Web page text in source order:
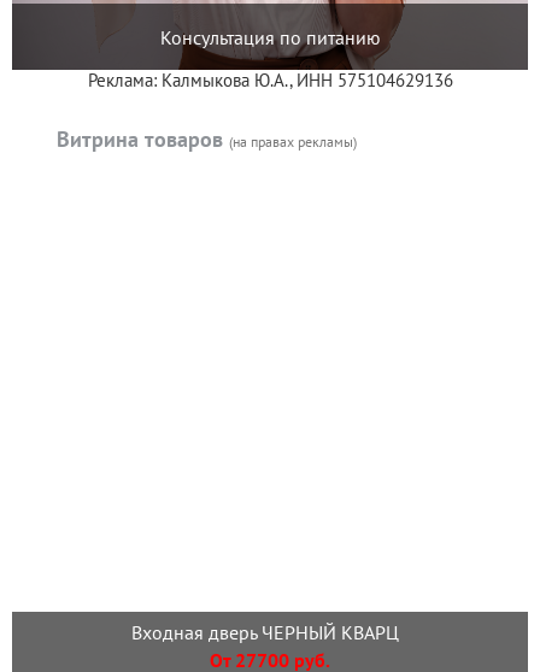
Консультация по питанию
Реклама: Калмыкова Ю.А., ИНН 575104629136
Витрина товаров (на правах рекламы)
Входная дверь ЧЕРНЫЙ КВАРЦ
От 27700 руб.